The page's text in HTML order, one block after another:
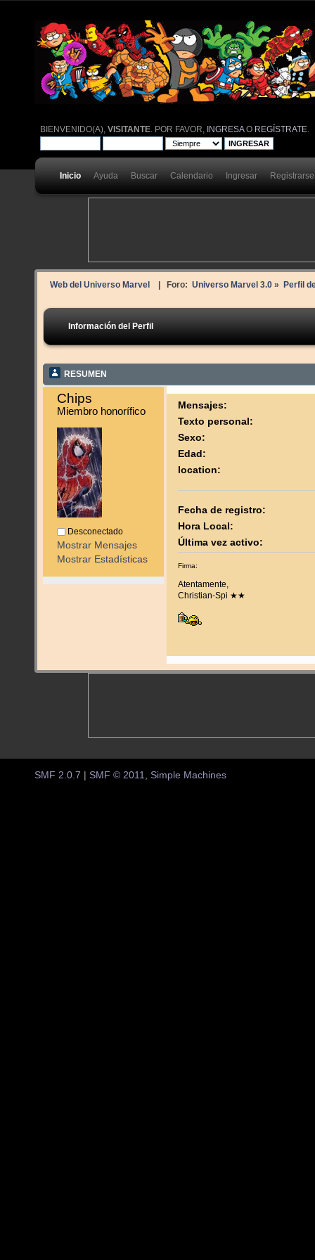
BIENVENIDO(A),VISITANTE . POR FAVOR, INGRESAO REGÍSTRATE
Inicio Ayuda Buscar Calendario Ingresar Registrarse
Web del Universo Marvel | Foro: Universo Marvel 3.0» Perfil
Información del Perfil
RESUMEN
Chips
Miembro honorífico
Desconectado
Mostrar Mensajes
Mostrar Estadísticas
Mensajes:
Texto personal:
Sexo:
Edad:
location:
Fecha de registro:
Hora Local:
Última vez activo:
Firma:
Atentamente,
Christian-Spi ★★
SMF 2.0.7 SMF © 2011, Simple Machines